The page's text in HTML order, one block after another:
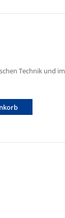
Technik und im